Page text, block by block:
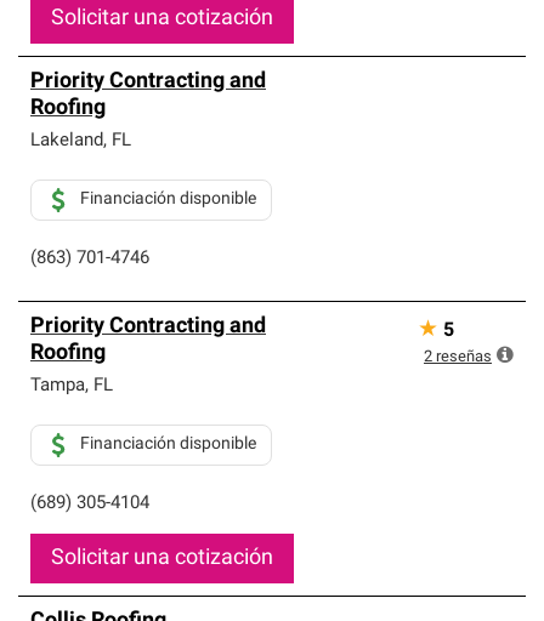
Solicitar una cotización
Priority Contracting and
Roofing
Lakeland, FL
(863) 701-4746
Financiación disponible
Priority Contracting and
Roofing
Tampa, FL
(689) 305-4104
Financiación disponible
Solicitar una cotización
★ 5
2 reseñas